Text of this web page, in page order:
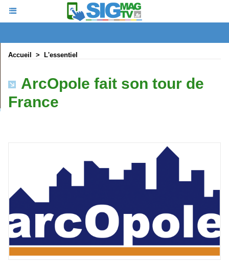
Accueil > L'essentiel
ArcOpole fait son tour de
France